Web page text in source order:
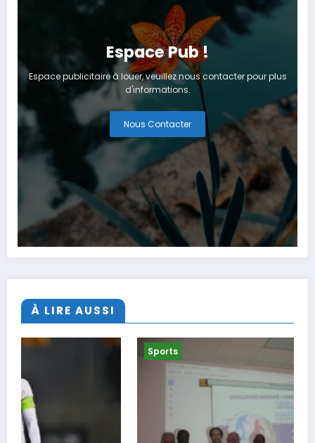
Espace Pub !
Espace publicitaire à louer, veuillez nous contacter pour plus
d'informations.
Nous Contacter
À LIRE AUSSI